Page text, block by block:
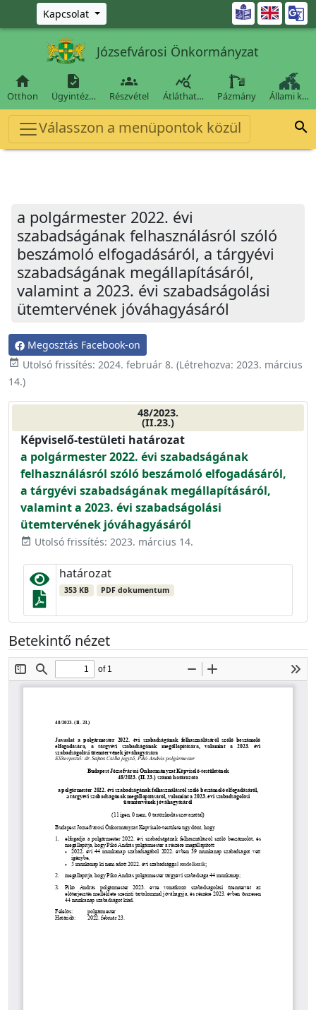
Ugrás a fő tartalomra
Kapcsolat 
Józsefvárosi Önkormányzat

Otthon

Ügyintéz…

Részvétel

Átláthat… Pázmány Állami k…
Válasszon a menüpontok közül 
a polgármester 2022. évi
szabadságának felhasználásról szóló
beszámoló elfogadásáról, a tárgyévi
szabadságának megállapításáról,
valamint a 2023. évi szabadságolási
ütemtervének jóváhagyásáról
Megosztás Facebook-on
event_available Utolsó frissítés: 2024. február 8. (Létrehozva: 2023. március
14.)
48/2023.
(II.23.)
Képviselő-testületi határozat
a polgármester 2022. évi szabadságának
felhasználásról szóló beszámoló elfogadásáról,
a tárgyévi szabadságának megállapításáról,
valamint a 2023. évi szabadságolási
ütemtervének jóváhagyásáról
event_available Utolsó frissítés: 2023. március 14.
határozat
353 KB PDF dokumentum
Betekintő nézet